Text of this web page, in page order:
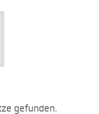
gefunden.